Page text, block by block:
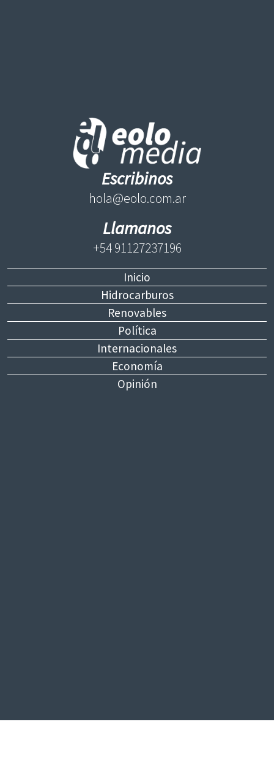
Escribinos
hola@eolo.com.ar
Llamanos
+54 91127237196
Inicio
Hidrocarburos
Renovables
Política
Internacionales
Economía
Opinión